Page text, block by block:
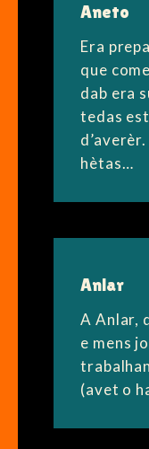
Aneto
Era
que
dab era
tedas
hètas…
Anlar
A Anlar,
e mens
(avet o